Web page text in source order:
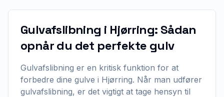
Gulvafslibning i Hjørring: Sådan
opnår du det perfekte gulv
Gulvafslibning er en kritisk funktion for at
forbedre dine gulve i Hjørring. Når man udfører
gulvafslibning, er det vigtigt at tage hensyn til